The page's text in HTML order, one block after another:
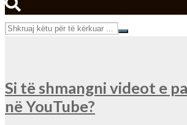
Si të shmangni videot e
në YouTube?